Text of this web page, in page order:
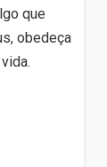
que
obedeça